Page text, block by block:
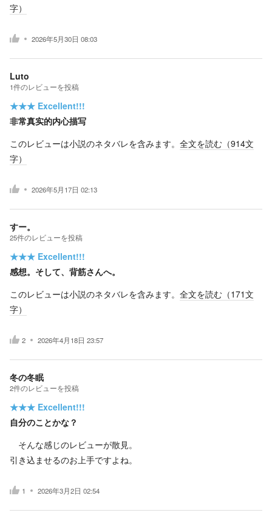
字）
2026年5月30日 08:03
Luto
1件のレビューを投稿
★★★ Excellent!!!
非常真实的内心描写
このレビューは小説のネタバレを含みます。 全文を読む（914文
字）
2026年5月17日 02:13
すー。
25件のレビューを投稿
★★★ Excellent!!!
感想。そして、背筋さんへ。
このレビューは小説のネタバレを含みます。 全文を読む（171文
字）
2 2026年4月18日 23:57
冬の冬眠
2件のレビューを投稿
★★★ Excellent!!!
自分のことかな？
そんな感じのレビューが散見。
引き込ませるのお上手ですよね。
1 2026年3月2日 02:54